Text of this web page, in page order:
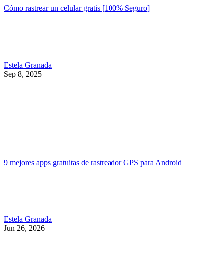
Cómo rastrear un celular gratis [100% Seguro]
Estela Granada
Sep 8, 2025
9 mejores apps gratuitas de rastreador GPS para Android
Estela Granada
Jun 26, 2026